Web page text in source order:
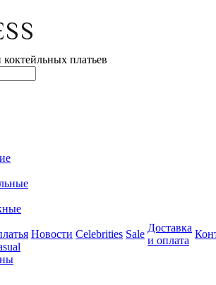
платьев
Новости Celebrities Sale
Доставка
и оплата